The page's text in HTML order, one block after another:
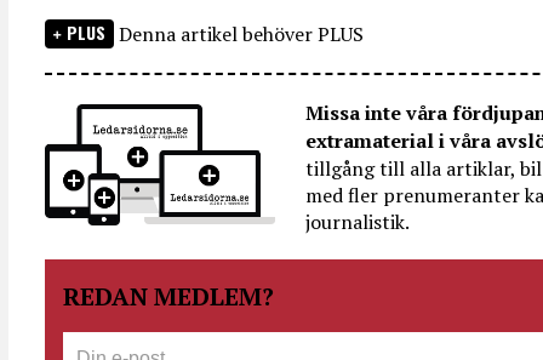
PLUS Denna artikel behöver PLUS
Missa inte våra
extramaterial i våra
tillgång till alla artiklar,
med fler prenumeranter
journalistik.
REDAN MEDLEM?